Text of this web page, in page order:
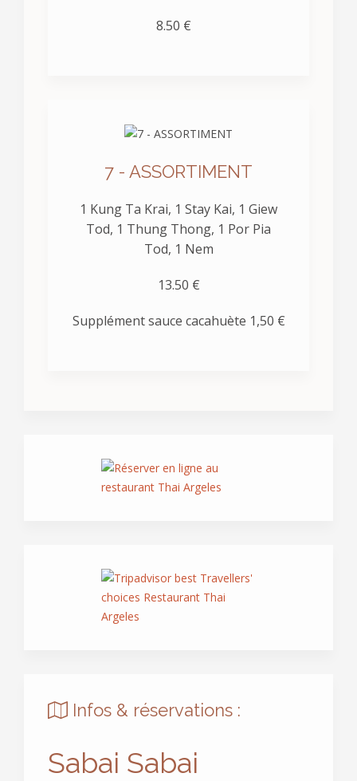
8.50 €
7 - ASSORTIMENT
1 Kung Ta Krai, 1 Stay Kai, 1 Giew
Tod, 1 Thung Thong, 1 Por Pia
Tod, 1 Nem
13.50 €
Supplément sauce cacahuète 1,50 €
Infos & réservations :
Sabai Sabai